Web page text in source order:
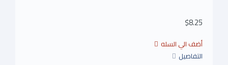
$8.25
التفاصيل